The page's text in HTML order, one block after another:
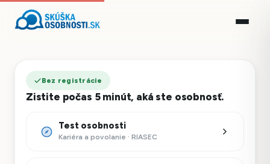
Bez registrácie
Zistite počas 5 minút, aká ste osobnosť.
Test osobnosti
Kariéra a povolanie · RIASEC